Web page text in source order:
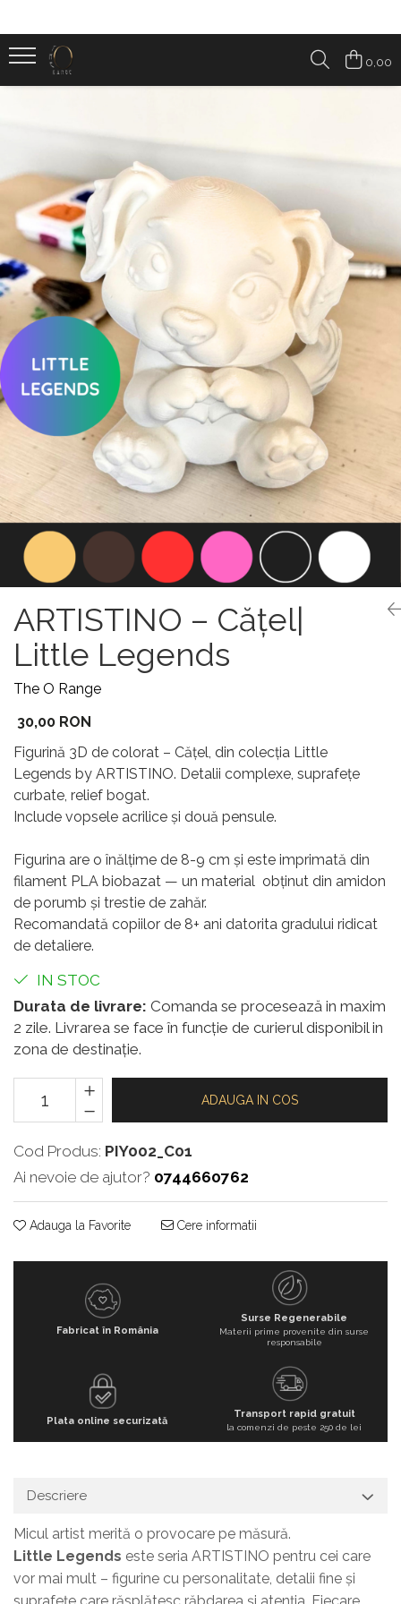
Categorii produse
Crăciun
Halloween
Nu doar de Dragobete
Pentru ea – 8 Martie, Ziua Femeii și
Ziua Mamei
HOMESY
Accesorii pentru casa
Accesorii pentru birou
BOOKNOOK
0,00
ARTISTINO – Cățel|
Little Legends
The O Range
30,00 RON
Figurină 3D de colorat – Cățel, din colecția Little
Legends by ARTISTINO. Detalii complexe, suprafețe
curbate, relief bogat.
Include vopsele acrilice și două pensule.
Figurina are o înălțime de 8-9 cm și este imprimată din
filament PLA biobazat — un material obținut din amidon
de porumb și trestie de zahăr.
Recomandată copiilor de 8+ ani datorita gradului ridicat
de detaliere.
IN STOC
Durata de livrare: Comanda se procesează in maxim
2 zile. Livrarea se face în funcție de curierul disponibil in
zona de destinație.
ADAUGA IN COS
Cod Produs: PIY002_C01
Ai nevoie de ajutor? 0744660762
Adauga la Favorite Cere informatii
Fabricat în România
Surse Regenerabile
Materii prime provenite din surse
responsabile
Plata online securizată
Transport rapid gratuit
la comenzi de peste 250 de lei
Descriere
Micul artist merită o provocare pe măsură.
Little Legends este seria ARTISTINO pentru cei care
vor mai mult – figurine cu personalitate, detalii fine și